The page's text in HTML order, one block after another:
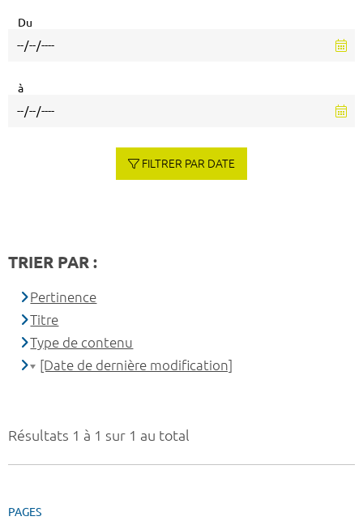
Résultats 1 à 1 sur 1 au total
PAGES
Du
à
FILTRER PAR DATE
TRIER PAR :
Pertinence
Titre
Type de contenu
[Date de dernière modification]